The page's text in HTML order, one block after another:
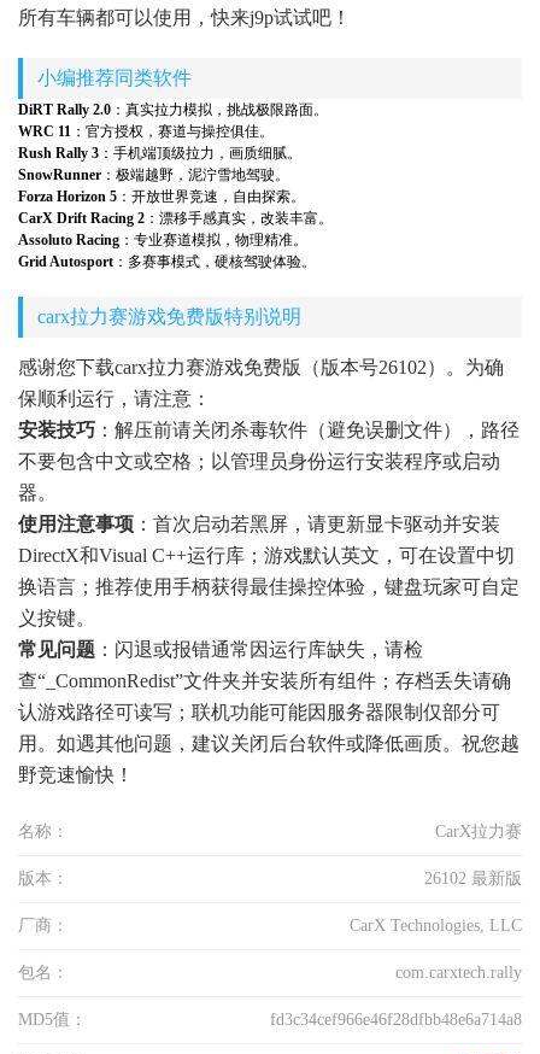
所有车辆都可以使用，快来j9p试试吧！
小编推荐同类软件
DiRT Rally 2.0 ：真实拉力模拟，挑战极限路面。
WRC 11 ：官方授权，赛道与操控俱佳。
Rush Rally 3 ：手机端顶级拉力，画质细腻。
SnowRunner ：极端越野，泥泞雪地驾驶。
Forza Horizon 5 ：开放世界竞速，自由探索。
CarX Drift Racing 2 ：漂移手感真实，改装丰富。
Assoluto Racing ：专业赛道模拟，物理精准。
Grid Autosport ：多赛事模式，硬核驾驶体验。
carx拉力赛游戏免费版特别说明
感谢您下载carx拉力赛游戏免费版（版本号26102）。为确
保顺利运行，请注意：
安装技巧 ：解压前请关闭杀毒软件（避免误删文件），路径
不要包含中文或空格；以管理员身份运行安装程序或启动
器。
使用注意事项 ：首次启动若黑屏，请更新显卡驱动并安装
DirectX和Visual C++运行库；游戏默认英文，可在设置中切
换语言；推荐使用手柄获得最佳操控体验，键盘玩家可自定
义按键。
常见问题 ：闪退或报错通常因运行库缺失，请检
查“_CommonRedist”文件夹并安装所有组件；存档丢失请确
认游戏路径可读写；联机功能可能因服务器限制仅部分可
用。如遇其他问题，建议关闭后台软件或降低画质。祝您越
野竞速愉快！
名称： CarX拉力赛
版本： 26102 最新版
厂商： CarX Technologies, LLC
包名： com.carxtech.rally
MD5值： fd3c34cef966e46f28dfbb48e6a714a8